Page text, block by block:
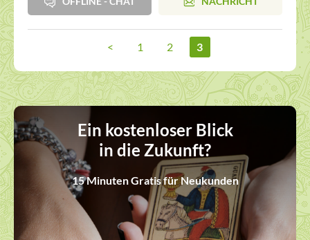
< 1 2 3
Ein kostenloser Blick
in die Zukunft?
15 Minuten Gratis für Neukunden